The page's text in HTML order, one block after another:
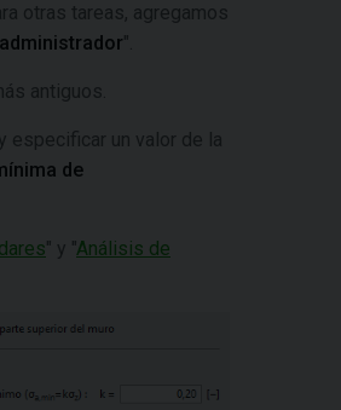
otras tareas, agregamos
".
antiguos.
y especificar un valor de la
de
" y "Análisis de